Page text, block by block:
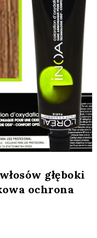
głęboki
ochrona